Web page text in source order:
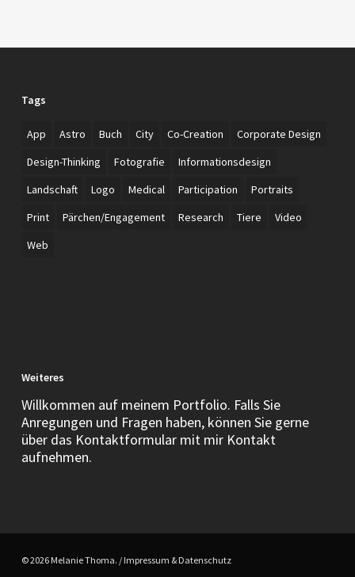
Tags
App Astro Buch City Co-Creation
Corporate Design
Design-Thinking
Fotografie
Informationsdesign
Landschaft
Logo Medical Participation
Portraits
Print
Pärchen/Engagement Research Tiere
Video
Web
Weiteres
Willkommen auf meinem Portfolio. Falls Sie
Anregungen und Fragen haben, können Sie gerne
über das Kontaktformular mit mir Kontakt
aufnehmen.
© 2026 Melanie Thoma. / Impressum & Datenschutz